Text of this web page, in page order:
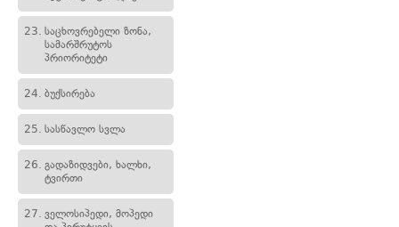
23. საცხოვრებელი ზონა,
სამარშრუტოს
პრიორიტეტი
24. ბუქსირება
25. სასწავლო სვლა
26. გადაზიდვები, ხალხი,
ტვირთი
27. ველოსიპედი, მოპედი